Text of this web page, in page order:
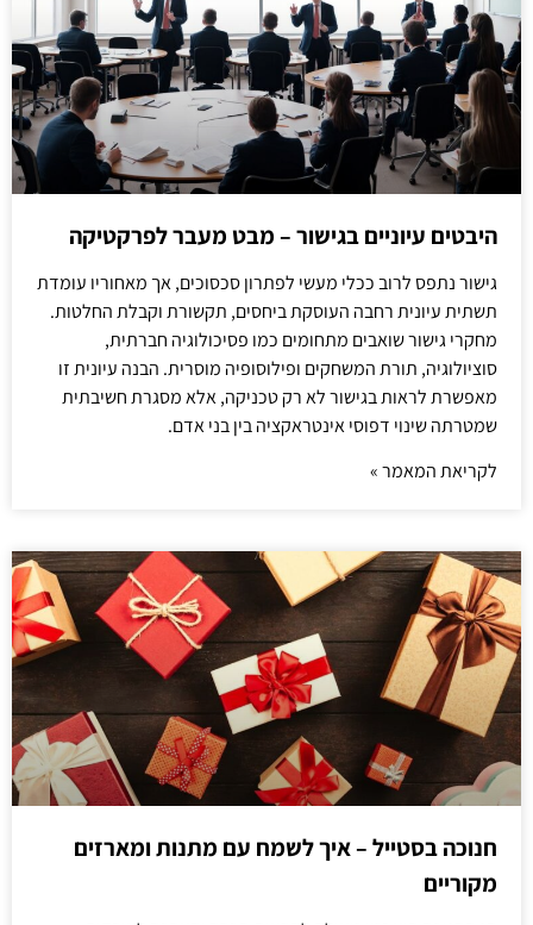
היבטים עיוניים בגישור – מבט מעבר לפרקטיקה
גישור נתפס לרוב ככלי מעשי לפתרון סכסוכים, אך מאחוריו עומדת
תשתית עיונית רחבה העוסקת ביחסים, תקשורת וקבלת החלטות.
מחקרי גישור שואבים מתחומים כמו פסיכולוגיה חברתית,
סוציולוגיה, תורת המשחקים ופילוסופיה מוסרית. הבנה עיונית זו
מאפשרת לראות בגישור לא רק טכניקה, אלא מסגרת חשיבתית
שמטרתה שינוי דפוסי אינטראקציה בין בני אדם.
לקריאת המאמר »
חנוכה בסטייל – איך לשמח עם מתנות ומארזים
מקוריים